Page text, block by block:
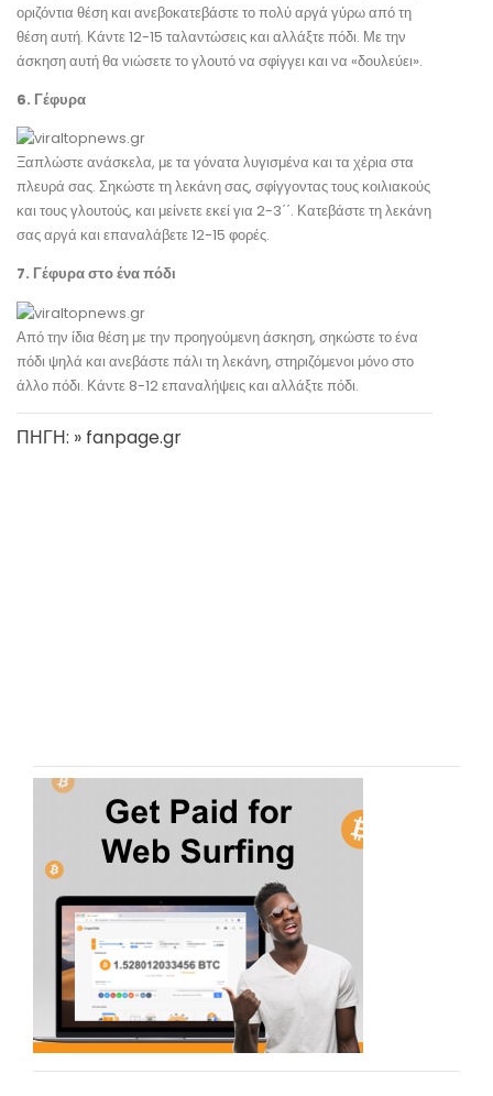
οριζόντια θέση και ανεβοκατεβάστε το πολύ αργά γύρω από τη
θέση αυτή. Κάντε 12-15 ταλαντώσεις και αλλάξτε πόδι. Με την
άσκηση αυτή θα νιώσετε το γλουτό να σφίγγει και να «δουλεύει».
6. Γέφυρα
Ξαπλώστε ανάσκελα, με τα γόνατα λυγισμένα και τα χέρια στα
πλευρά σας. Σηκώστε τη λεκάνη σας, σφίγγοντας τους κοιλιακούς
και τους γλουτούς, και μείνετε εκεί για 2-3΄΄. Κατεβάστε τη λεκάνη
σας αργά και επαναλάβετε 12-15 φορές.
7. Γέφυρα στο ένα πόδι
Από την ίδια θέση με την προηγούμενη άσκηση, σηκώστε το ένα
πόδι ψηλά και ανεβάστε πάλι τη λεκάνη, στηριζόμενοι μόνο στο
άλλο πόδι. Κάντε 8-12 επαναλήψεις και αλλάξτε πόδι.
ΠΗΓΗ: » fanpage.gr